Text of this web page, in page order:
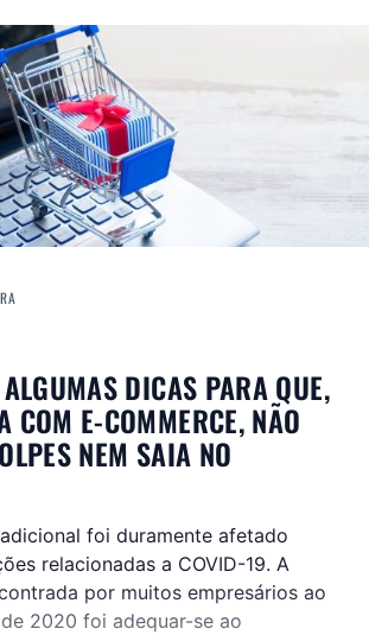
DICAS PARA QUE,
COM E-COMMERCE, NÃO
NEM SAIA NO
foi duramente afetado
relacionadas a COVID-19. A
por muitos empresários ao
2020 foi adequar-se ao